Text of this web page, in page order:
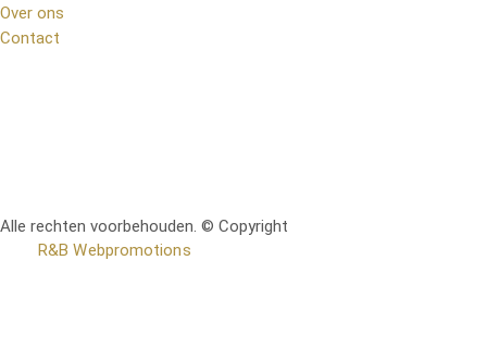
Over ons
Contact
Alle rechten voorbehouden. © Copyright
R&B Webpromotions